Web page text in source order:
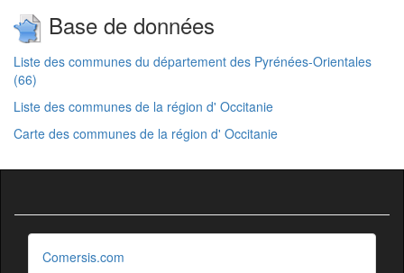
Base de données
Liste des communes du département des Pyrénées-Orientales
(66)
Liste des communes de la région d' Occitanie
Carte des communes de la région d' Occitanie
Comersis.com